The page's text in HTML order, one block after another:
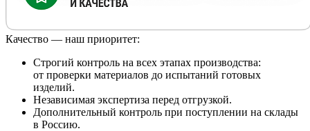
Качество — наш приоритет:
Строгий контроль на всех этапах производства:
от проверки материалов до испытаний готовых
изделий.
Независимая экспертиза перед отгрузкой.
Дополнительный контроль при поступлении на склады
в Россию.